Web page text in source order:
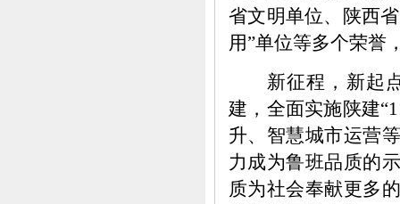
省文明单位、陕西
用”单位等多个荣誉
新征程，新起
建，全面实施陕建
升、智慧城市运营
力成为鲁班品质的
质为社会奉献更多